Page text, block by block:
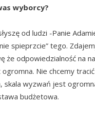
wyborcy?
od ludzi -Panie
spieprzcie” tego.
że odpowiedzialność na
Nie chcemy
skala wyzwań jest
budżetowa.